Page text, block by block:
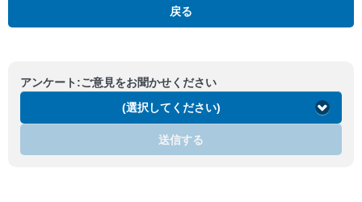
戻る
アンケート:ご意見をお聞かせください
(選択してください)
送信する